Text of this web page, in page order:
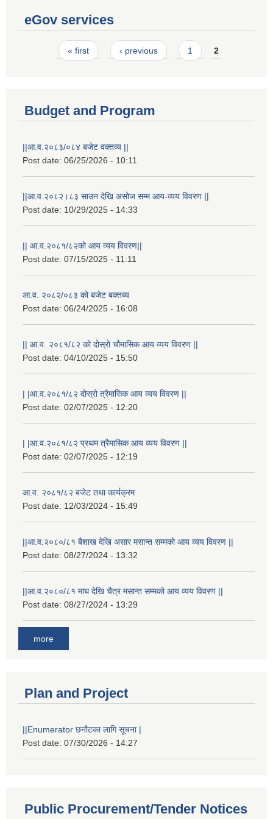
eGov services
Pages« first ‹ previous 1 2
Budget and Program
||आ.व.२०८३/०८४ बजेट वक्तव्य ||
Post date: 06/25/2026 - 10:11
||आ.व.२०८२।८३ साउन देखि असोज सम्म आय-व्यय विवरण ||
Post date: 10/29/2025 - 14:33
|| आ.व.२०८१/८२को आय व्यय विवरण||
Post date: 07/15/2025 - 11:11
आ.व. २०८२/०८३ को बजेट बक्तब्य
Post date: 06/24/2025 - 16:08
|| आ.व. २०८१/८२ को दोस्रो चौमासिक आय व्यय विवरण ||
Post date: 04/10/2025 - 15:50
| |आ.व.२०८१/८२ दोस्रो त्रैमासिक आय व्यय विवरण ||
Post date: 02/07/2025 - 12:20
| |आ.व.२०८१/८२ प्रथम त्रैमासिक आय व्यय विवरण ||
Post date: 02/07/2025 - 12:19
आ.व. २०८१/८२ बजेट तथा कार्यक्रम
Post date: 12/03/2024 - 15:49
||आ.व.२०८०/८१ बैशाख देखि असार मसान्त सम्मको आय व्यय विवरण ||
Post date: 08/27/2024 - 13:32
||आ.व.२०८०/८१ माघ देखि चैत्र मसान्त सम्मको आय व्यय विवरण ||
Post date: 08/27/2024 - 13:29
more
Plan and Project
||Enumerator छनौटका लागि सूचना |
Post date: 07/30/2026 - 14:27
Public Procurement/Tender Notices